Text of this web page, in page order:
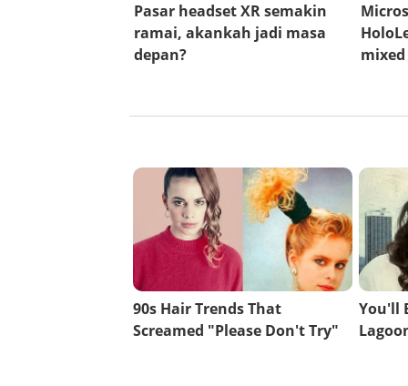
Pasar headset XR semakin
ramai, akankah jadi masa
depan?